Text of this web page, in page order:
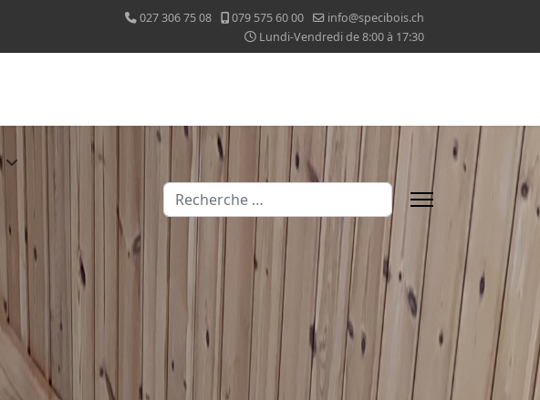
027 306 75 08 079 575 60 00
info@specibois.ch
Lundi-Vendredi de 8:00 à 17:30
Valider